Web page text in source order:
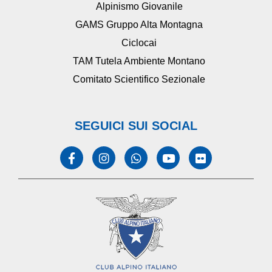
Alpinismo Giovanile
GAMS Gruppo Alta Montagna
Ciclocai
TAM Tutela Ambiente Montano
Comitato Scientifico Sezionale
SEGUICI SUI SOCIAL